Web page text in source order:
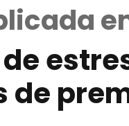
de
de